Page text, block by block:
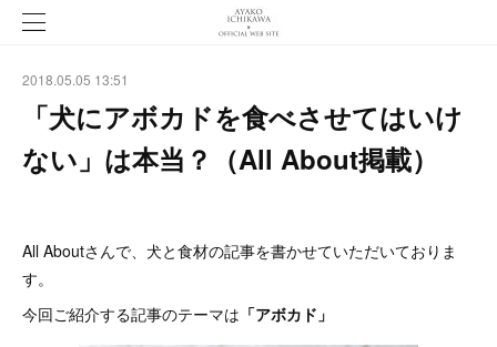
2018.05.05 13:51
「犬にアボカドを食べさせてはいけ
ない」は本当？（All About掲載）
All Aboutさんで、犬と食材の記事を書かせていただいておりま
す。
今回ご紹介する記事のテーマは 「アボカド」